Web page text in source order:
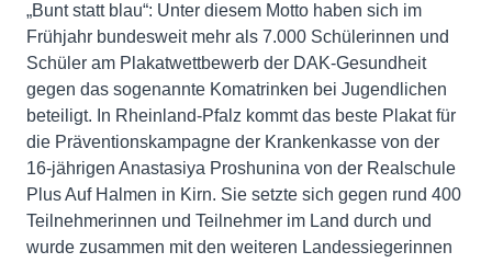
„Bunt statt blau“: Unter diesem Motto haben sich im
Frühjahr bundesweit mehr als 7.000 Schülerinnen und
Schüler am Plakatwettbewerb der DAK-Gesundheit
gegen das sogenannte Komatrinken bei Jugendlichen
beteiligt. In Rheinland-Pfalz kommt das beste Plakat für
die Präventionskampagne der Krankenkasse von der
16-jährigen Anastasiya Proshunina von der Realschule
Plus Auf Halmen in Kirn. Sie setzte sich gegen rund 400
Teilnehmerinnen und Teilnehmer im Land durch und
wurde zusammen mit den weiteren Landessiegerinnen